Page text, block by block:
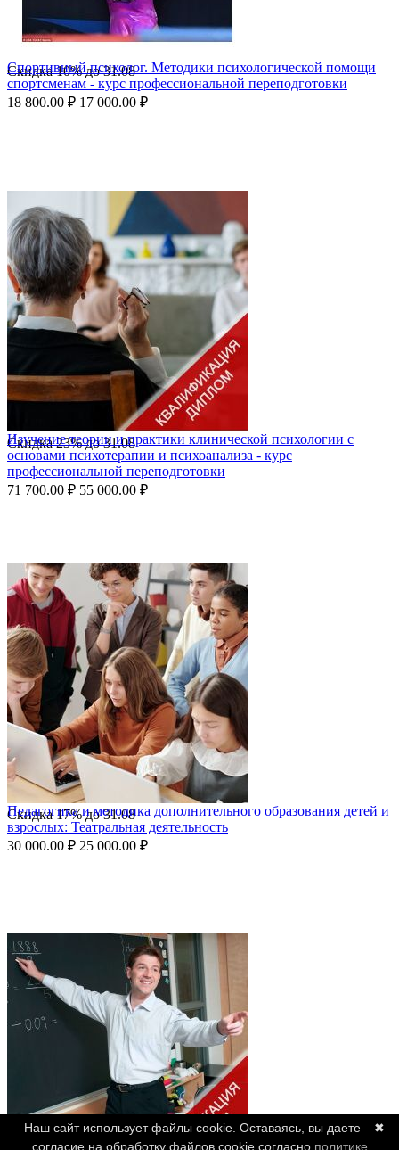
Скидка10%до31.08
Спортивный психолог. Методики психологической помощи
спортсменам - курс профессиональной переподготовки
18 800.00 ₽ 17 000.00 ₽
Скидка23%до31.08
Изучение теории и практики клинической психологии с
основами психотерапии и психоанализа - курс
профессиональной переподготовки
71 700.00 ₽ 55 000.00 ₽
Скидка17%до31.08
Педагогика и методика дополнительного образования детей и
взрослых: Театральная деятельность
30 000.00 ₽ 25 000.00 ₽
✖
Наш сайт использует файлы cookie. Оставаясь, вы даете
согласие на обработку файлов cookie согласно политике